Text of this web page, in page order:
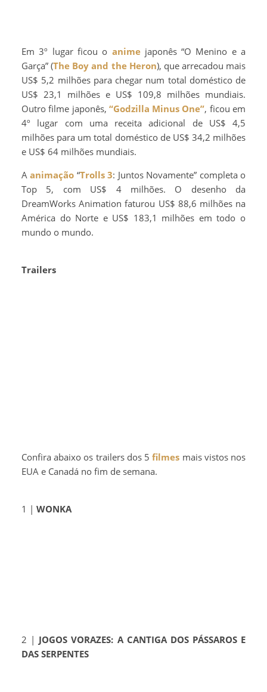
Em 3º lugar ficou o animejaponês “O Menino e a
Garça” (The Boy and the Heron), que arrecadou mais
US$ 5,2 milhões para chegar num total doméstico de
US$ 23,1 milhões e US$ 109,8 milhões mundiais.
Outro filme japonês, “Godzilla Minus One”, ficou em
4º lugar com uma receita adicional de US$ 4,5
milhões para um total doméstico de US$ 34,2 milhões
e US$ 64 milhões mundiais.
Aanimação “Trolls 3: Juntos Novamente” completa o
Top 5, com US$ 4 milhões. O desenho da
DreamWorks Animation faturou US$ 88,6 milhões na
América do Norte e US$ 183,1 milhões em todo o
mundo o mundo.
Trailers
Confira abaixo os trailers dos 5filmes mais vistos nos
EUA e Canadá no fim de semana.
1 | WONKA
2 | JOGOS VORAZES: A CANTIGA DOS PÁSSAROS E
DAS SERPENTES